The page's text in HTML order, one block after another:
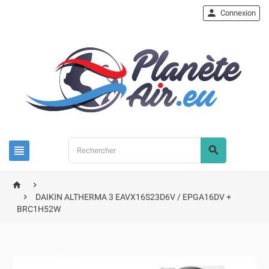
 
 Connexion



DAIKIN ALTHERMA 3 EAVX16S23D6V / EPGA16DV +
BRC1H52W